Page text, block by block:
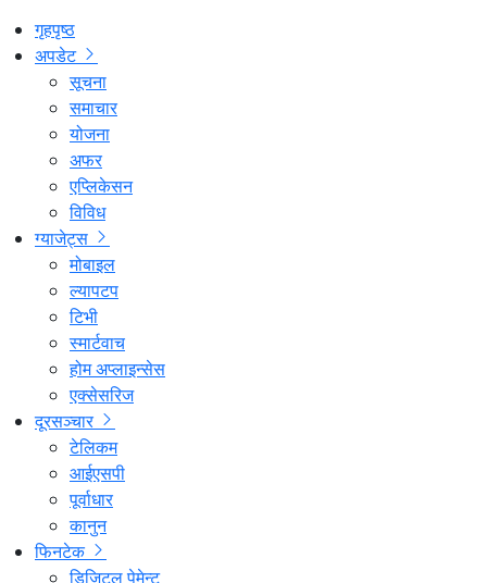
गृहपृष्ठ
अपडेट
सूचना
समाचार
योजना
अफर
एप्लिकेसन
विविध
ग्याजेट्स
मोबाइल
ल्यापटप
टिभी
स्मार्टवाच
होम अप्लाइन्सेस
एक्सेसरिज
दूरसञ्चार
टेलिकम
आईएसपी
पूर्वाधार
कानुन
फिनटेक
डिजिटल पेमेन्ट